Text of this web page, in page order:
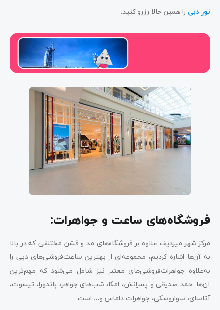
تور دبی را همین حالا رزرو کنید.
فروشگاه‌های ساعت و جواهرات:
مرکز شهر میردیف علاوه بر فروشگاه‌های مد و فشن مختلفی که در بالا
به آن‌ها اشاره کردیم، مجموعه‌ای از بهترین ساعت‌فروشی‌های دبی را
به‌علاوه جواهرات‌فروشی‌های معتبر نیز شامل می‌شود که مهم‌ترین
آن‌ها احمد صدیقی و پسرانش، امگا، شب‌های جواهر، پاندورا، تیسوت،
آتاسای، سواروسکی، جواهرات داماس و… است.